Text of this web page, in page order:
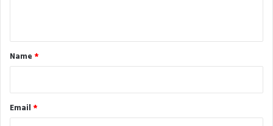
*
Name *
Email *